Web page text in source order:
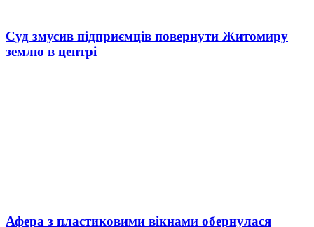
Суд змусив підприємців повернути Житомиру
землю в центрі
Афера з пластиковими вікнами обернулася